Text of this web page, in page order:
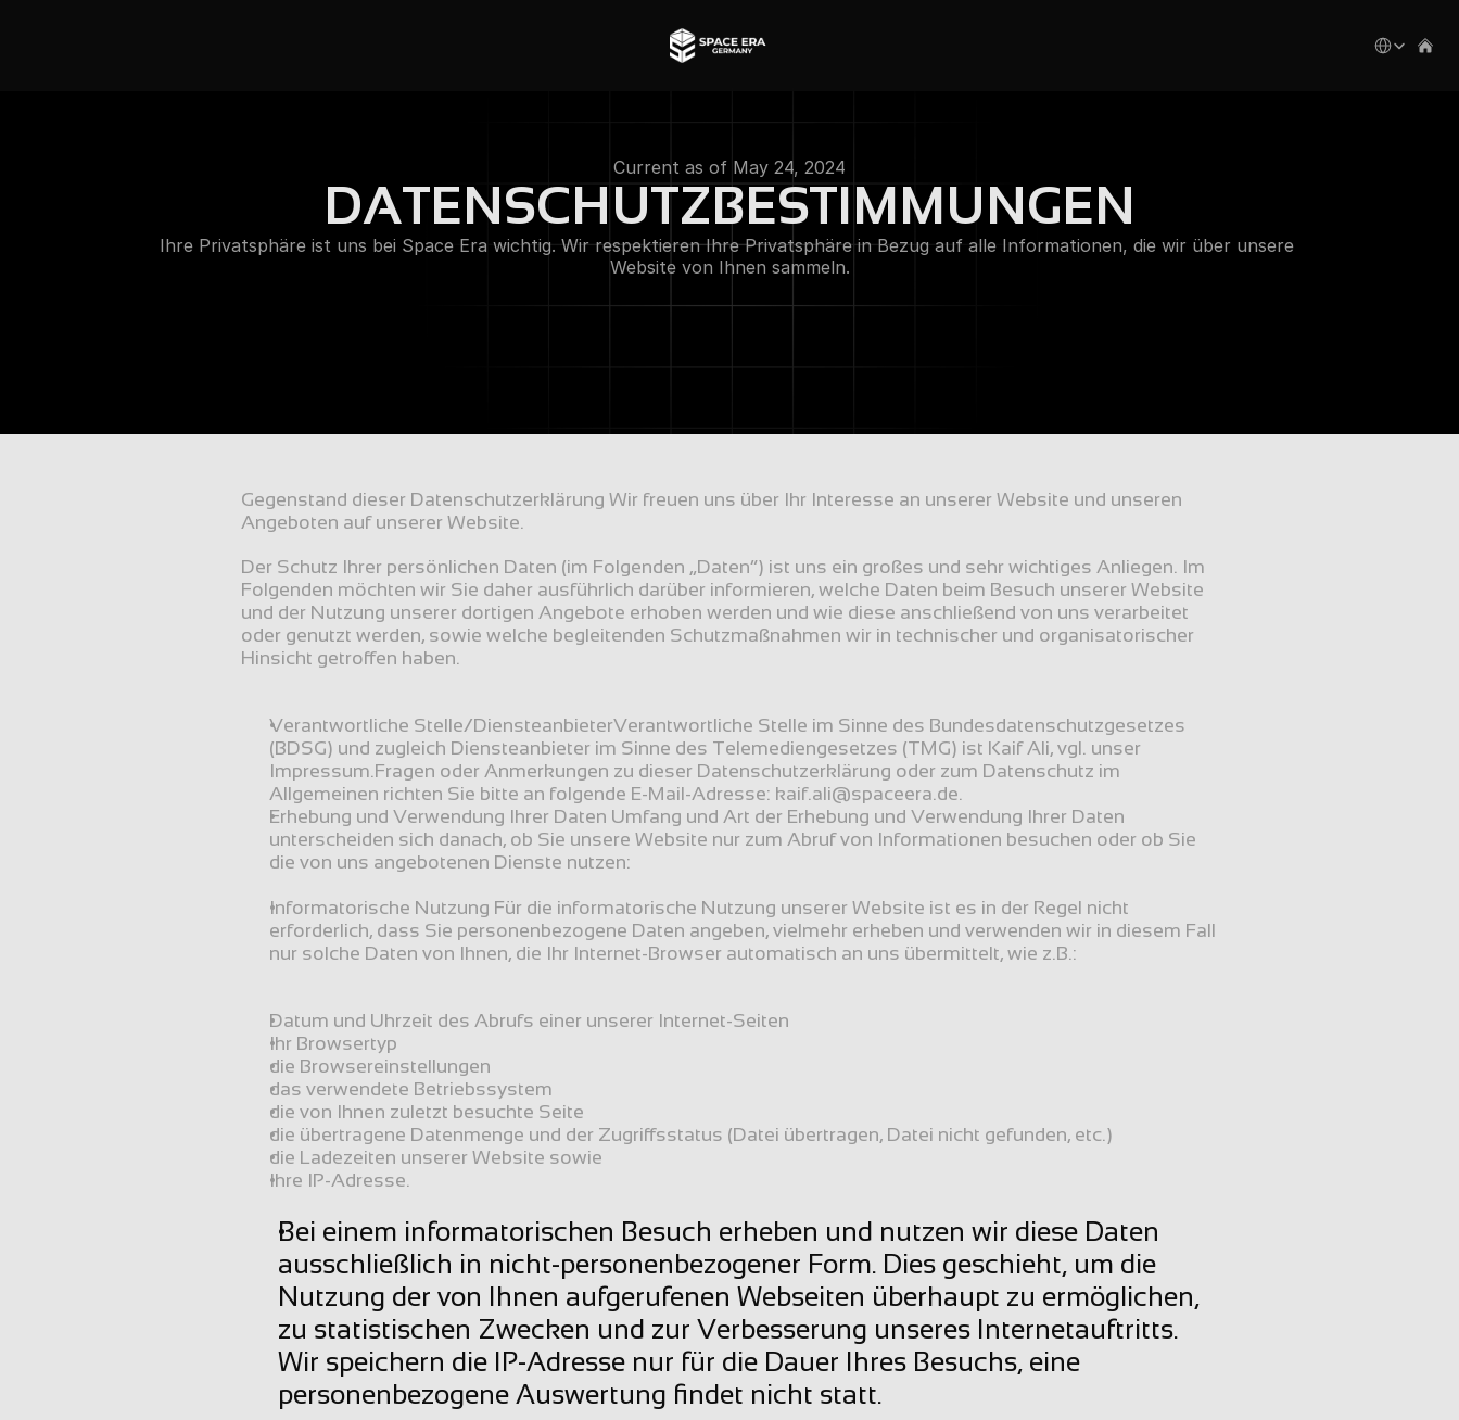
Current as of May 24, 2024
DATENSCHUTZBESTIMMUNGEN
Ihre Privatsphäre ist uns bei Space Era wichtig. Wir respektieren Ihre Privatsphäre in Bezug auf alle Informationen, die wir über unsere
Website von Ihnen sammeln.
Gegenstand dieser Datenschutzerklärung Wir freuen uns über Ihr Interesse an unserer Website und unseren
Angeboten auf unserer Website.
Der Schutz Ihrer persönlichen Daten (im Folgenden „Daten“) ist uns ein großes und sehr wichtiges Anliegen. Im
Folgenden möchten wir Sie daher ausführlich darüber informieren, welche Daten beim Besuch unserer Website
und der Nutzung unserer dortigen Angebote erhoben werden und wie diese anschließend von uns verarbeitet
oder genutzt werden, sowie welche begleitenden Schutzmaßnahmen wir in technischer und organisatorischer
Hinsicht getroffen haben.
Verantwortliche Stelle/DiensteanbieterVerantwortliche Stelle im Sinne des Bundesdatenschutzgesetzes
(BDSG) und zugleich Diensteanbieter im Sinne des Telemediengesetzes (TMG) ist Kaif Ali, vgl. unser
Impressum.Fragen oder Anmerkungen zu dieser Datenschutzerklärung oder zum Datenschutz im
Allgemeinen richten Sie bitte an folgende E-Mail-Adresse: kaif.ali@spaceera.de.
Erhebung und Verwendung Ihrer Daten Umfang und Art der Erhebung und Verwendung Ihrer Daten
unterscheiden sich danach, ob Sie unsere Website nur zum Abruf von Informationen besuchen oder ob Sie
die von uns angebotenen Dienste nutzen:
Informatorische Nutzung Für die informatorische Nutzung unserer Website ist es in der Regel nicht
erforderlich, dass Sie personenbezogene Daten angeben, vielmehr erheben und verwenden wir in diesem Fall
nur solche Daten von Ihnen, die Ihr Internet-Browser automatisch an uns übermittelt, wie z.B.:
Datum und Uhrzeit des Abrufs einer unserer Internet-Seiten
Ihr Browsertyp
die Browsereinstellungen
das verwendete Betriebssystem
die von Ihnen zuletzt besuchte Seite
die übertragene Datenmenge und der Zugriffsstatus (Datei übertragen, Datei nicht gefunden, etc.)
die Ladezeiten unserer Website sowie
Ihre IP-Adresse.
Bei einem informatorischen Besuch erheben und nutzen wir diese Daten
ausschließlich in nicht-personenbezogener Form. Dies geschieht, um die
Nutzung der von Ihnen aufgerufenen Webseiten überhaupt zu ermöglichen,
zu statistischen Zwecken und zur Verbesserung unseres Internetauftritts.
Wir speichern die IP-Adresse nur für die Dauer Ihres Besuchs, eine
personenbezogene Auswertung findet nicht statt.